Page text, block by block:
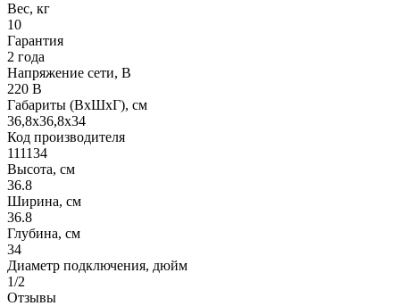
Вес, кг
10
Гарантия
2 года
Напряжение сети, В
220 В
Габариты (ВхШхГ), см
36,8х36,8х34
Код производителя
111134
Высота, см
36.8
Ширина, см
36.8
Глубина, см
34
Диаметр подключения, дюйм
1/2
Отзывы